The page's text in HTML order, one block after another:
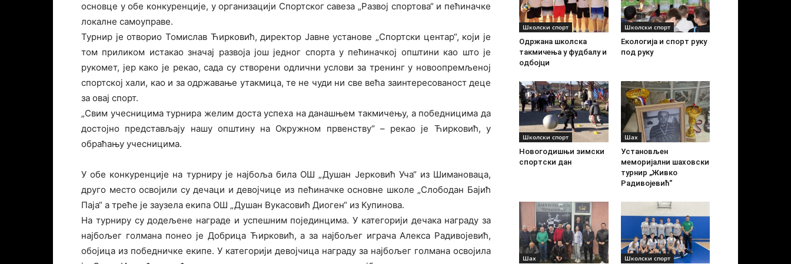
основце у обе конкуренције, у организацији Спортског савеза „Развој спортова“ и пећиначке
локалне самоуправе.
Турнир је отворио Томислав Ћирковић, директор Јавне установе „Спортски центар“, који је
том приликом истакао значај развоја још једног спорта у пећиначкој општини као што је
рукомет, јер како је рекао, сада су створени одлични услови за тренинг у новоопремљеној
спортској хали, као и за одржавање утакмица, те не чуди ни све већа заинтересованост деце
за овај спорт.
„Свим учесницима турнира желим доста успеха на данашњем такмичењу, а победницима да
достојно представљају нашу општину на Окружном првенству“ – рекао је Ћирковић, у
обраћању учесницима.
У обе конкуренције на турниру је најбоља била ОШ „Душан Јерковић Уча“ из Шимановаца,
друго место освојили су дечаци и девојчице из пећиначке основне школе „Слободан Бајић
Паја“ а треће је заузела екипа ОШ „Душан Вукасовић Диоген“ из Купинова.
На турниру су додељене награде и успешним појединцима. У категорији дечака награду за
најбољег голмана понео је Добрица Ћирковић, а за најбољег играча Алекса Радивојевић,
обојица из победничке екипе. У категорији девојчица награду за најбољег голмана освојила
Школски спорт
Одржана школска
такмичења у фудбалу и
одбојци
Школски спорт
Екологија и спорт руку
под руку
Школски спорт
Новогодишњи зимски
спортски дан
Шах
Установљен
меморијални шаховски
турнир „Живко
Радивојевић“
Шах Школски спорт